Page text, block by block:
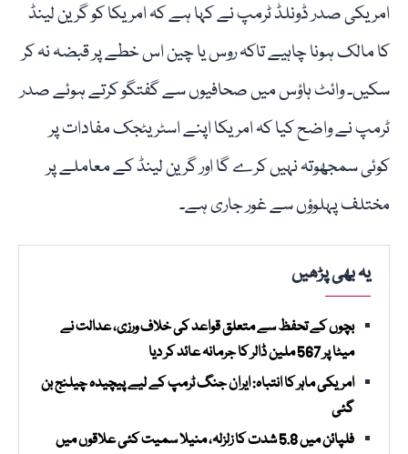
امریکی صدر ڈونلڈ ٹرمپ نے کہا ہے کہ امریکا کو گرین لینڈ
کا مالک ہونا چاہیے تاکہ روس یا چین اس خطے پر قبضہ نہ کر
سکیں۔ وائٹ ہاؤس میں صحافیوں سے گفتگو کرتے ہوئے صدر
ٹرمپ نے واضح کیا کہ امریکا اپنے اسٹریٹجک مفادات پر
کوئی سمجھوتہ نہیں کرے گا اور گرین لینڈ کے معاملے پر
مختلف پہلوؤں سے غور جاری ہے۔
یہ بھی پڑھیں
بچوں کے تحفظ سے متعلق قواعد کی خلاف ورزی، عدالت نے
میٹا پر 567 ملین ڈالر کا جرمانہ عائد کر دیا
امریکی ماہر کا انتباہ: ایران جنگ ٹرمپ کے لیے پیچیدہ چیلنج بن
گئی
فلپائن میں 5.8 شدت کا زلزلہ، منیلا سمیت کئی علاقوں میں